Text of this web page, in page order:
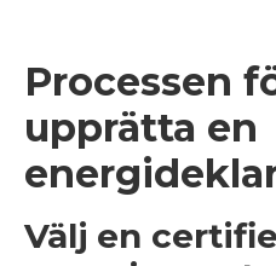
Processen
upprätta en
Välj en